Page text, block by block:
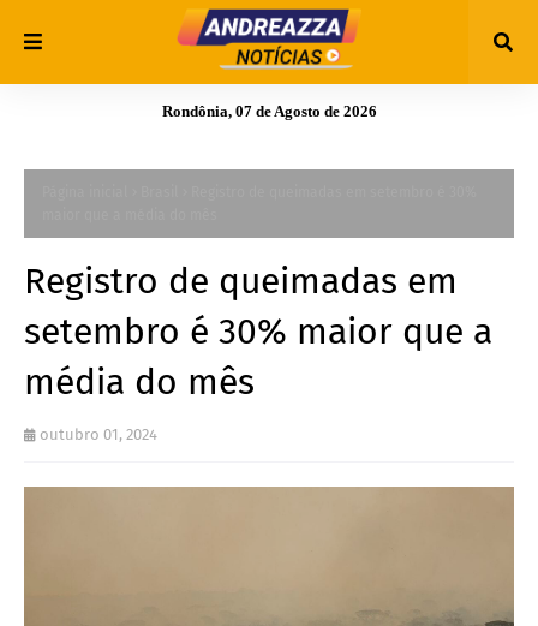
Rondônia, 07 de Agosto de 2026
Registro de queimadas em
setembro é 30% maior que a
média do mês
outubro 01, 2024